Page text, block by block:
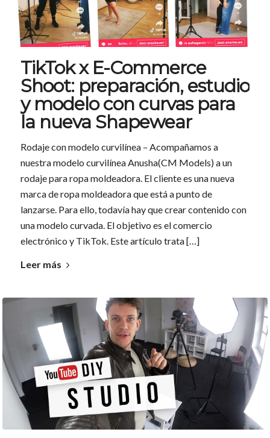
TikTok x E-Commerce
Shoot: preparación, estudio
y modelo con curvas para
la nueva Shapewear
Rodaje con modelo curvilínea – Acompañamos a
nuestra modelo curvilínea Anusha(CM Models) a un
rodaje para ropa moldeadora. El cliente es una nueva
marca de ropa moldeadora que está a punto de
lanzarse. Para ello, todavía hay que crear contenido con
una modelo curvada. El objetivo es el comercio
electrónico y TikTok. Este artículo trata […]
Leer más